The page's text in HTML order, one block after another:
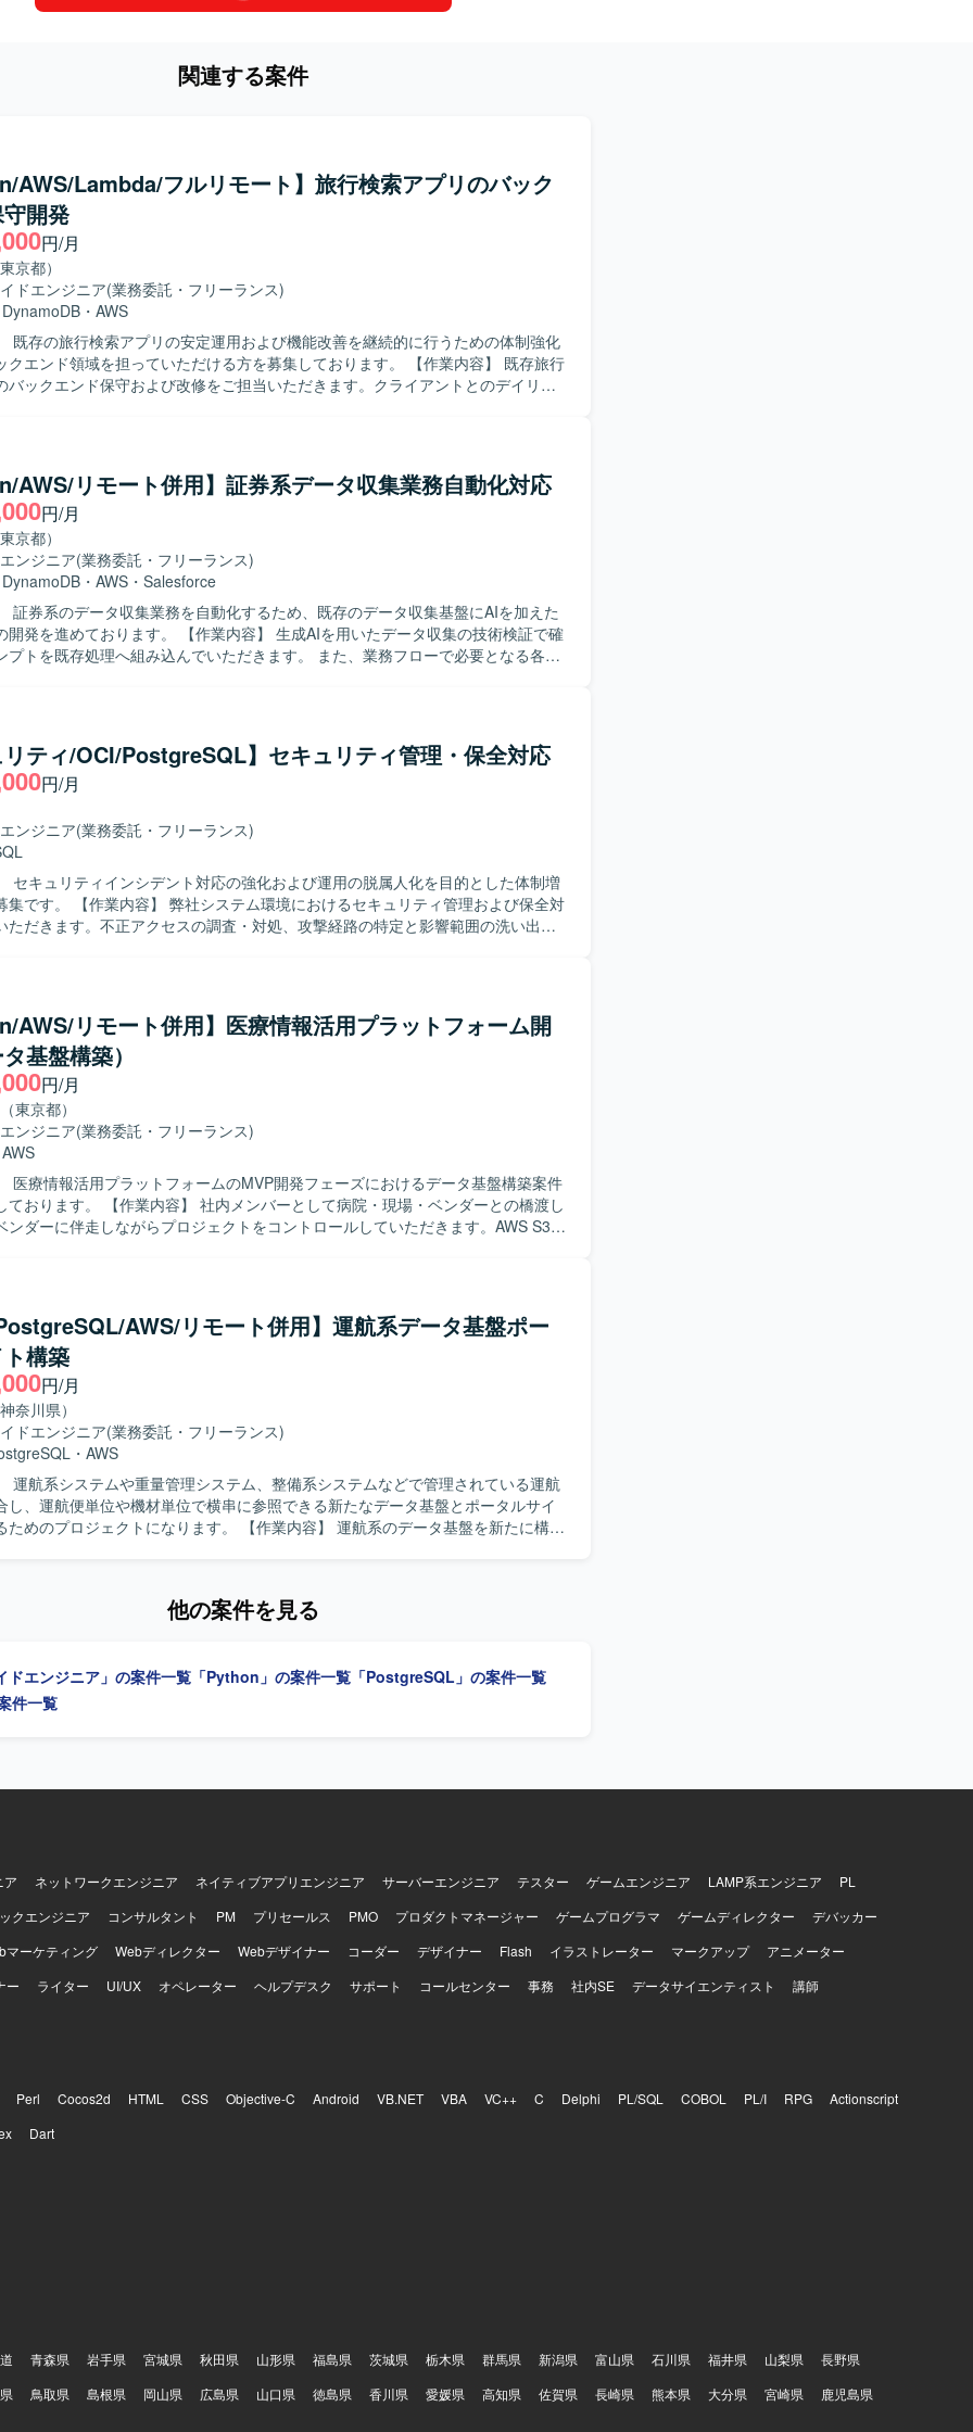
関連する案件
AWS/Lambda/フルリモート】旅行検索アプリのバック
開発
円/月
京都）
ドエンジニア(業務委託・フリーランス)
DynamoDB ・ AWS
既存の旅行検索アプリの安定運用および機能改善を継続的に行うための体制強化
ンド領域を担っていただける方を募集しております。 【作業内容】 既存旅行
バックエンド保守および改修をご担当いただきます。クライアントとのデイリー
がら主体的に開発を進められる方を求めております。要件や仕様を正確に理解
を抽出して改善提案ができる方、チーム開発において協調性を持って取り組める
ジションの魅力】 既存サービスの保守開発を通じて、
したクラウドネイティブなバックエンド開発経験を積むことができます。クライ
接的なコミュニケーションを通じて、要件定義から実装まで一連の工程に携わる
上流から下流まで幅広い経験を得られます。 【開発環境】 バックエンドは
とPythonを中心に構成されており、データベースにはDynamoDBやRDSを利用し
メッセージキューとしてSQSを使用し、フロントエンドはFlutterで実装されてい
AWS/リモート併用】証券系データ収集業務自動化対応
円/月
京都）
ンジニア(業務委託・フリーランス)
DynamoDB ・ AWS ・ Salesforce
証券系のデータ収集業務を自動化するため、既存のデータ収集基盤にAIを加えた
す。 【作業内容】 生成AIを用いたデータ収集の技術検証で確
プトを既存処理へ組み込んでいただきます。 また、業務フローで必要となる各種
活用したデータ収集基盤の構築に携わることで、最新技術を用いた業務自動化の
いただけます。 証券系システムにおけるデータ活用やサーバレスアーキテクチャ
発環境】 PythonおよびAWSサーバレスサービス（AWS
ティ/OCI/PostgreSQL】セキュリティ管理・保全対応
円/月
ンジニア(業務委託・フリーランス)
セキュリティインシデント対応の強化および運用の脱属人化を目的とした体制増
おけるセキュリティ管理および保全対
ただきます。不正アクセスの調査・対処、攻撃経路の特定と影響範囲の洗い出し
移管や運用ドキュメントの整備・更新にも携わっていただきます。 【求める人
リティ分野に強い関心を持ち、主体的に課題を発見し改善策を提案・実行してい
求めています。関係者と連携しながら、インシデント対応や運用標準化を着実に
です。 【ポジションの魅力】 クラウド環境やデータベース、
したセキュリティ管理に幅広く携わることができ、インシデント対応から再発防
運用標準化まで一連のプロセスを経験していただけます。セキュリティ体制の強
接貢献できる環境です。 【開発環境】 対象システムは Oracle Cloud
（OCI）、PostgreSQL、DNS となっております。インシデント対応、ログ分析、
アクセス制御の見直し、検知および通知体制の再構築、運用移管やドキュメント
業務に取り組んでいただきます。
AWS/リモート併用】医療情報活用プラットフォーム開
基盤構築）
円/月
東京都）
ンジニア(業務委託・フリーランス)
AWS
医療情報活用プラットフォームのMVP開発フェーズにおけるデータ基盤構築案件
ンバーとして病院・現場・ベンダーとの橋渡し
ンダーに伴走しながらプロジェクトをコントロールしていただきます。AWS S3を
ンダーとの橋渡し役を担っていただける方を求めております。MVPフェーズにお
前提とした状況でも主体的に課題を整理し、ベンダーと協調しながら推進いただ
情報活用プラットフォームの立ち上げフェ
、AWSを用いたデータレイクやIceberg形式のデータ基盤構築をリードしていただ
や現場、ベンダーとの調整を通じて、医療業界特有のデータ利活用に関する知見
はPythonを中心とし、AWS S3などのクラウドサ
したデータレイク環境上でIceberg形式のデータを扱います。Databricksまたは
連携を行う構成となります。
AWS/リモート併用】運航系データ基盤ポー
構築
円/月
奈川県）
ドエンジニア(業務委託・フリーランス)
・ AWS
運航系システムや重量管理システム、整備系システムなどで管理されている運航
し、運航便単位や機材単位で横串に参照できる新たなデータ基盤とポータルサイ
ェクトになります。 【作業内容】 運航系のデータ基盤を新たに構築
きます。構築時にはAI適用の検討にも関与していただきます。 【求める人物
者と協調しながら開発を進めていただける方が望ましいです。 【ポジションの
模が1000人月超となる大規模プロジェクトに参画し、運航系データ基盤およびポ
。
他の案件を見る
ドエンジニア」の案件一覧 「Python」の案件一覧 「PostgreSQL」の案件一覧
件一覧
ア ネットワークエンジニア ネイティブアプリエンジニア サーバーエンジニア テスター ゲームエンジニア LAMP系エンジニア
PL
クエンジニア
コンサルタント PM プリセールス PMO プロダクトマネージャー ゲームプログラマ ゲームディレクター
デバッカー
マーケティング
Webディレクター Webデザイナー コーダー デザイナー Flash イラストレーター マークアップ
アニメーター
ー
ライター UI/UX オペレーター ヘルプデスク サポート コールセンター 事務 社内SE データサイエンティスト 講師
Perl Cocos2d HTML CSS Objective-C Android VB.NET VBA VC++ C Delphi PL/SQL COBOL PL/I RPG
Actionscript
Dart
青森県 岩手県 宮城県 秋田県 山形県 福島県 茨城県 栃木県 群馬県 新潟県 富山県 石川県 福井県 山梨県
長野県
鳥取県 島根県 岡山県 広島県 山口県 徳島県 香川県 愛媛県 高知県 佐賀県 長崎県 熊本県 大分県 宮崎県 鹿児島県